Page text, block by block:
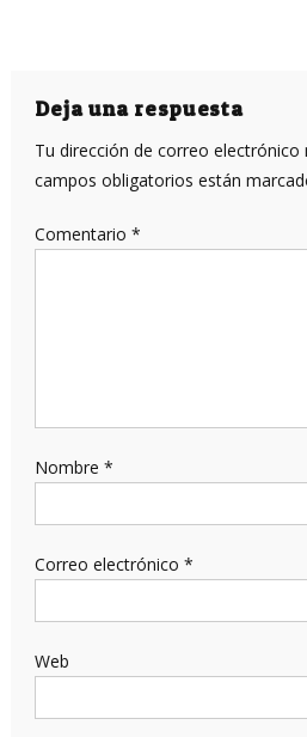
Deja una respuesta
Tu dirección de correo electrónico
campos obligatorios están
Comentario *
Nombre *
Correo electrónico *
Web